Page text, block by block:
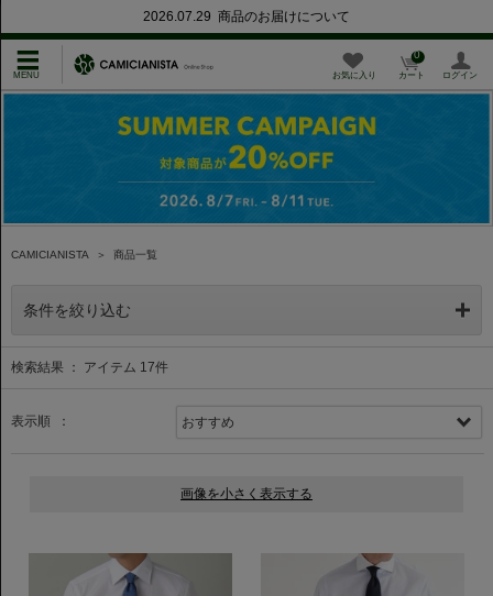
2026.07.29 商品のお届けについて
お気に入り カート
0
ログイン
CAMICIANISTA ＞ 商品一覧
条件を絞り込む
検索結果 ： アイテム 17件
表示順 ：